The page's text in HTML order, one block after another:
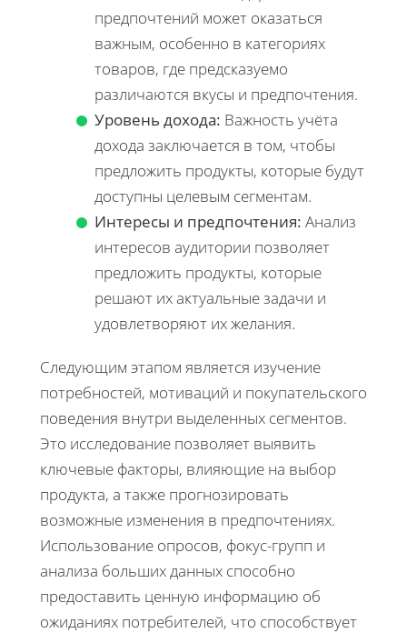
предпочтений может оказаться
важным, особенно в категориях
товаров, где предсказуемо
различаются вкусы и предпочтения.
Уровень дохода: Важность учёта
дохода заключается в том, чтобы
предложить продукты, которые будут
доступны целевым сегментам.
Интересы и предпочтения: Анализ
интересов аудитории позволяет
предложить продукты, которые
решают их актуальные задачи и
удовлетворяют их желания.
Следующим этапом является изучение
потребностей, мотиваций и покупательского
поведения внутри выделенных сегментов.
Это исследование позволяет выявить
ключевые факторы, влияющие на выбор
продукта, а также прогнозировать
возможные изменения в предпочтениях.
Использование опросов, фокус-групп и
анализа больших данных способно
предоставить ценную информацию об
ожиданиях потребителей, что способствует